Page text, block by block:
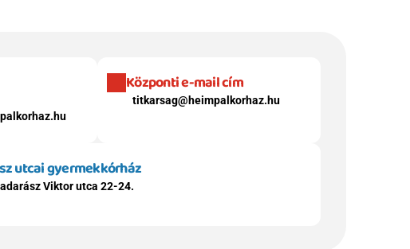
Központi e-mail cím
titkarsag@heimpalkorhaz.hu
utcai gyermekkórház
Viktor utca 22-24.